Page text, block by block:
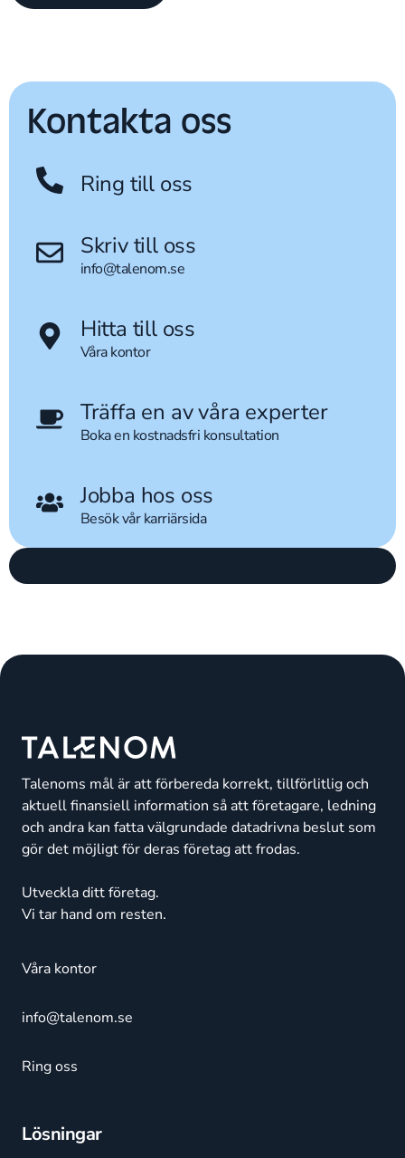
Kontakta oss
Ring till oss
Skriv till oss
info@talenom.se
Hitta till oss
Våra kontor
Träffa en av våra experter
Boka en kostnadsfri konsultation
Jobba hos oss
Besök vår karriärsida
Talenoms mål är att förbereda korrekt, tillförlitlig och
aktuell finansiell information så att företagare, ledning
och andra kan fatta välgrundade datadrivna beslut som
gör det möjligt för deras företag att frodas.
Utveckla ditt företag.
Vi tar hand om resten.
Våra kontor
info@talenom.se
Ring oss
Lösningar